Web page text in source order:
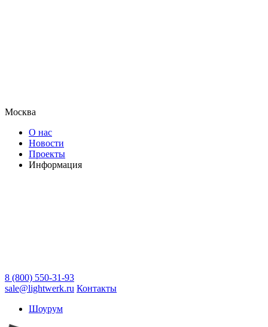
Москва
О нас
Новости
Проекты
Информация
8 (800) 550-31-93
sale@lightwerk.ru Контакты
Шоурум